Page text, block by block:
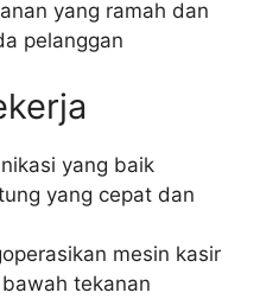
yang ramah dan
pelanggan
yang baik
yang cepat dan
mesin kasir
tekanan